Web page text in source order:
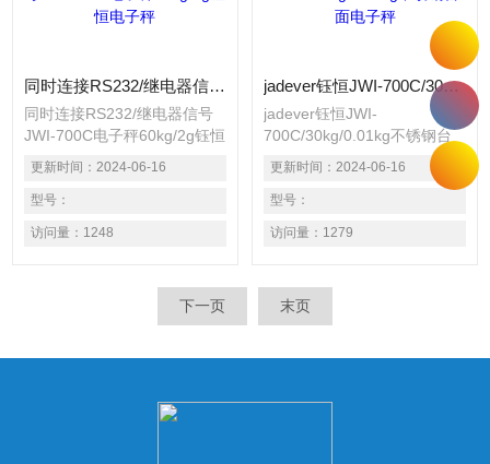
具有一组记忆功
同时连接RS232/继电器信号JWI-700C电子秤60kg/2g钰恒电子秤
同时连接RS232/继电器信号
JWI-700C电子秤60kg/2g钰恒
电子秤 精度达1/15000，内部
可调1/30000。 适用1个荷重
元装置的电子秤。 具有单点
校正及三点校正之功能，确保
精准度。 自动平均单重功
算功能，用途广泛。 具有重
量警示功能，可设定上限、标
更新时间： 2024-06-16
型号：
访问量： 1248
jadever钰恒JWI-700C/30kg/0.01kg不锈钢台面电子秤
jadever钰恒JWI-
700C/30kg/0.01kg不锈钢台
面电子秤 精度达1/15000，内
部可调1/30000。 适用1个荷
重元装置的电子秤。 具有单
点校正及三点校正之功能，确
保精准度。 自动平均单重功
算功能，用途广泛。 具有重
量警示功能，可设定上限、标
更新时间： 2024-06-16
型号：
访问量： 1279
下一页 末页